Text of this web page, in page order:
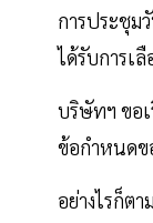
การประชุม
ได้รับการเ
บริษัทฯ ขอเ
ข้อกำหนดข
อย่างไรก็ต